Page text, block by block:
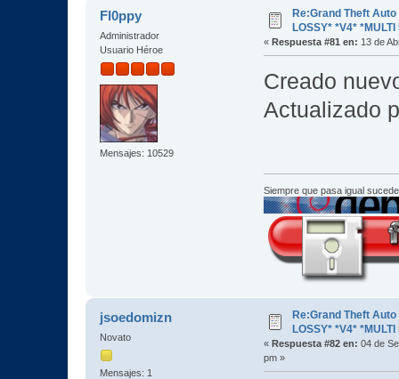
Fl0ppy
Administrador
Usuario Héroe
Mensajes: 10529
Re:Grand Theft
LOSSY* *V4*
« Respuesta #81 en: 13 de
Creado
Actualizado
Siempre que pasa igual
jsoedomizn
Novato
Mensajes: 1
Re:Grand Theft
LOSSY* *V4*
« Respuesta #82 en: 04 de
pm »